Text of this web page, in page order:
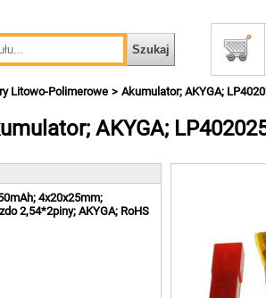
Litowo-Polimerowe Akumulator; AKYGA;
AKYGA;
4x20x25mm;
2,54*2piny; AKYGA; RoHS